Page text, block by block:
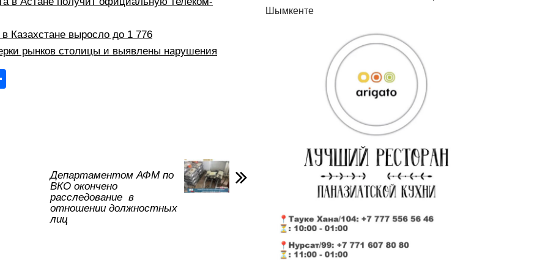
Казахстане выросло до 1 776
рынков столицы и выявлены нарушения
Департаментом АФМ по
ВКО окончено
расследование в
отношении должностных
лиц
Шымкенте